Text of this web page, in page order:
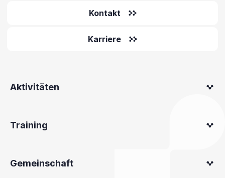
Kontakt
Karriere
Aktivitäten
Training
Gemeinschaft